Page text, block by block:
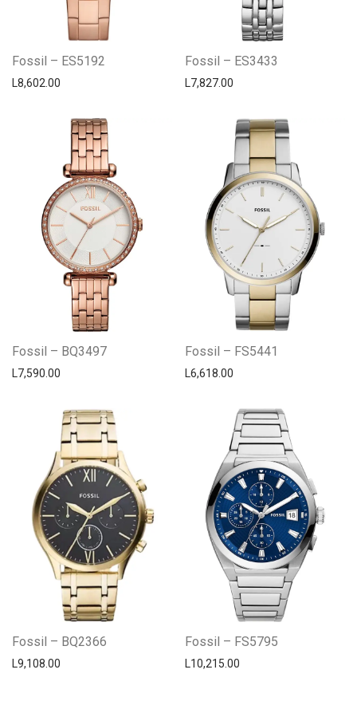
Fossil – ES5192
L8,602.00
Fossil – ES3433
L7,827.00
Fossil – BQ3497
L7,590.00
Fossil – FS5441
L6,618.00
Fossil – BQ2366
L9,108.00
Fossil – FS5795
L10,215.00